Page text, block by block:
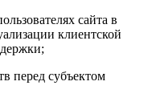
сайта в
клиентской
перед субъектом